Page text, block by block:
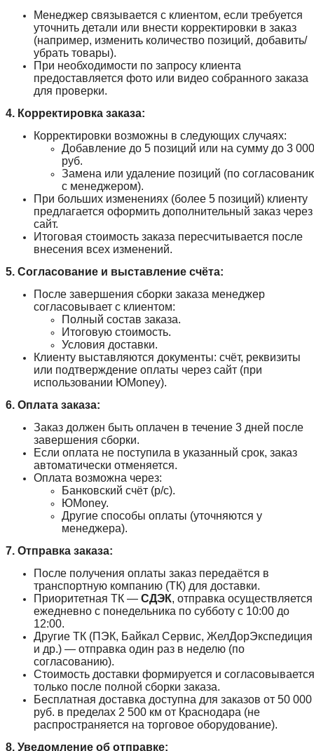
Менеджер связывается с клиентом, если требуется
уточнить детали или внести корректировки в заказ
(например, изменить количество позиций, добавить/
убрать товары).
При необходимости по запросу клиента
предоставляется фото или видео собранного заказа
для проверки.
4. Корректировка заказа:
Корректировки возможны в следующих случаях:
Добавление до 5 позиций или на сумму до 3 000
руб.
Замена или удаление позиций (по
с менеджером).
При больших изменениях (более 5 позиций) клиенту
предлагается оформить дополнительный заказ через
сайт.
Итоговая стоимость заказа пересчитывается после
внесения всех изменений.
5. Согласование и выставление счёта:
После завершения сборки заказа менеджер
согласовывает с клиентом:
Полный состав заказа.
Итоговую стоимость.
Условия доставки.
Клиенту выставляются документы: счёт, реквизиты
или подтверждение оплаты через сайт (при
использовании ЮMoney).
6. Оплата заказа:
Заказ должен быть оплачен в течение 3 дней после
завершения сборки.
Если оплата не поступила в указанный срок, заказ
автоматически отменяется.
Оплата возможна через:
Банковский счёт (р/с).
ЮMoney.
Другие способы оплаты (уточняются у
менеджера).
7. Отправка заказа:
После получения оплаты заказ передаётся в
транспортную компанию (ТК) для доставки.
Приоритетная ТК — СДЭК, отправка осуществляется
ежедневно с понедельника по субботу с 10:00 до
12:00.
Другие ТК (ПЭК, Байкал Сервис, ЖелДорЭкспедиция
и др.) — отправка один раз в неделю (по
согласованию).
Стоимость доставки формируется и согласовывается
только после полной сборки заказа.
Бесплатная доставка доступна для заказов от 50 000
руб. в пределах 2 500 км от Краснодара (не
распространяется на торговое оборудование).
8. Уведомление об отправке: